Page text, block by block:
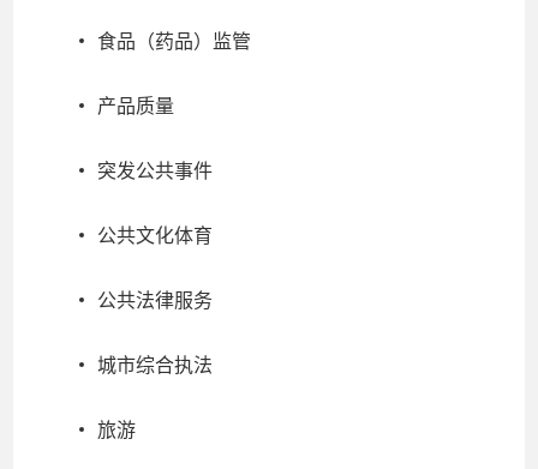
食品（药品）监管
产品质量
突发公共事件
公共文化体育
公共法律服务
城市综合执法
旅游